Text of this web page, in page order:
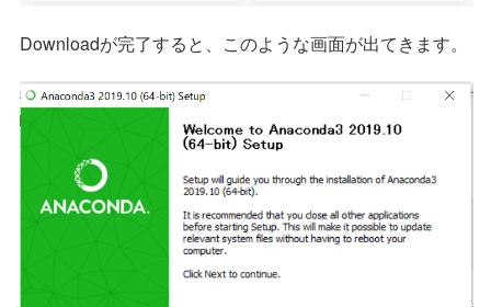
Downloadが完了すると、このような画面が出てきます。